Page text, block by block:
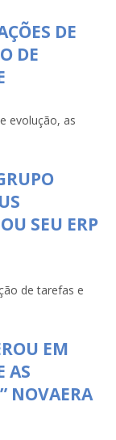
DE
DE
evolução, as
SEU ERP
de tarefas e
EM
AS
NOVAERA